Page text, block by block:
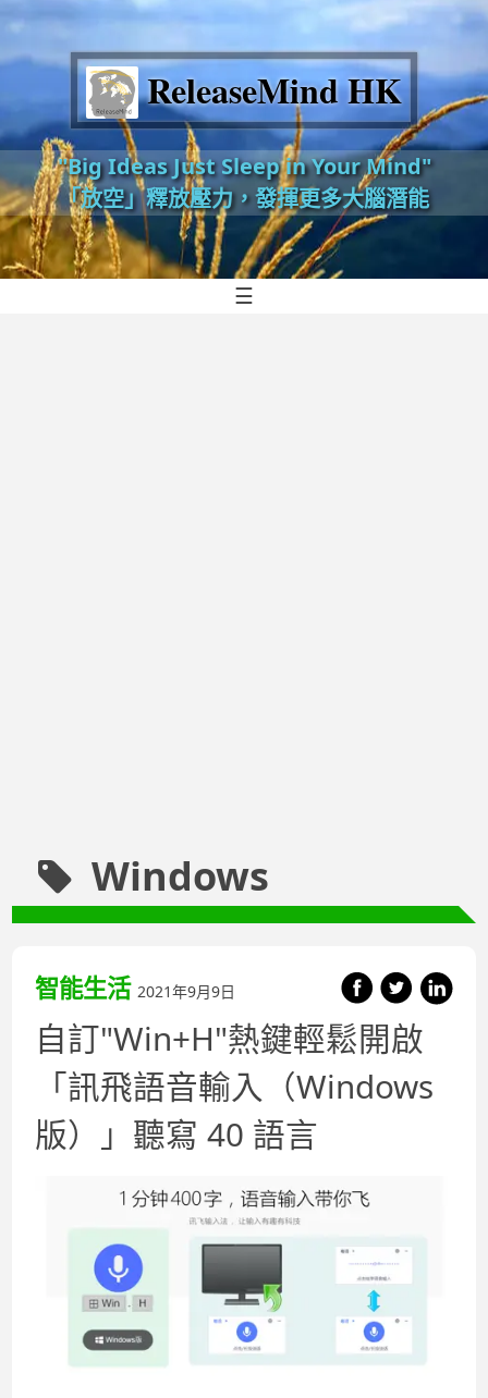
ReleaseMind HK
"Big Ideas Just Sleep in Your Mind"
「放空」釋放壓力，發揮更多大腦潛能
☰
Windows
智能生活 2021年9月9日
自訂"Win+H"熱鍵輕鬆開啟
「訊飛語音輸入（Windows
版）」聽寫 40 語言